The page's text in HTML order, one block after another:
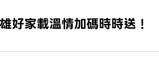
好家載溫情加碼時時送！